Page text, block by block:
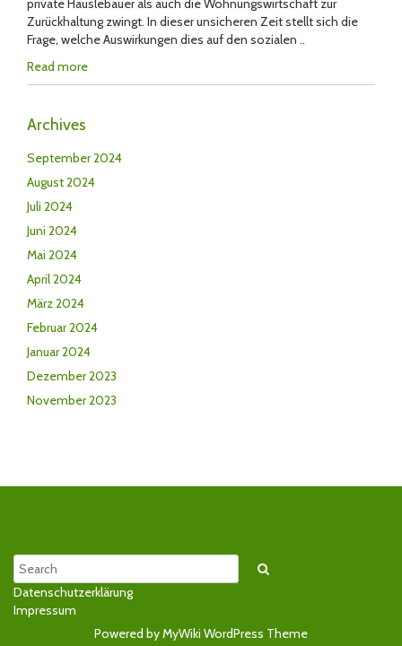
private Häuslebauer als auch die Wohnungswirtschaft zur
Zurückhaltung zwingt. In dieser unsicheren Zeit stellt sich die
Frage, welche Auswirkungen dies auf den sozialen ..
Read more
Archives
September 2024
August 2024
Juli 2024
Juni 2024
Mai 2024
April 2024
März 2024
Februar 2024
Januar 2024
Dezember 2023
November 2023
Search
Datenschutzerklärung
Impressum
Powered by MyWiki WordPress Theme